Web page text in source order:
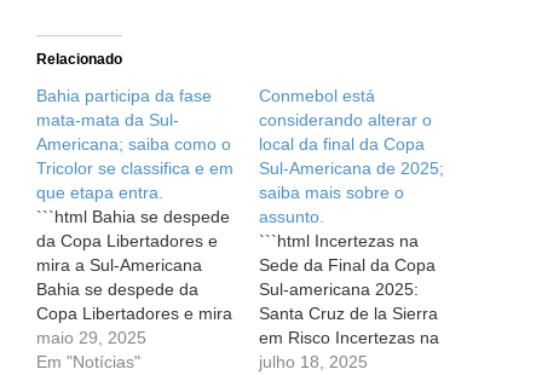
Relacionado
Bahia participa da fase
mata-mata da Sul-
Americana; saiba como o
Tricolor se classifica e em
que etapa entra.
```html Bahia se despede
da Copa Libertadores e
mira a Sul-Americana
Bahia se despede da
Copa Libertadores e mira
a Sul-Americana Na
última quarta-feira (28),
maio 29, 2025
Em "Notícias"
Conmebol está
considerando alterar o
local da final da Copa
Sul-Americana de 2025;
saiba mais sobre o
assunto.
```html Incertezas na
Sede da Final da Copa
Sul-americana 2025:
Santa Cruz de la Sierra
em Risco Incertezas na
Sede da Final da Copa
julho 18, 2025